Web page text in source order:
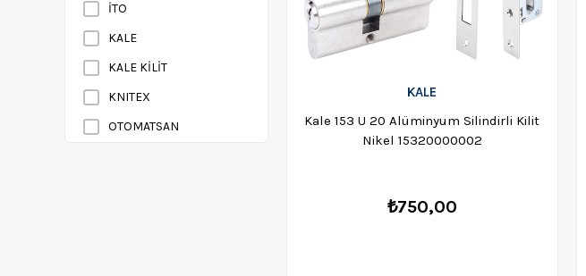
Uç Grubu
Anahtarlar
Metreler
Aksesuar Setleri
Kumpas Ölçü Aletleri
İTO
KALE
KALE KİLİT
KNITEX
OTOMATSAN
KALE
Kale 153 U 20 Alüminyum Silindirli Kilit
Nikel 15320000002
₺750,00